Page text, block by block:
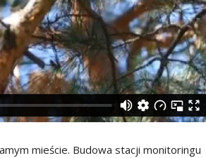
mieście. Budowa stacji monitoringu